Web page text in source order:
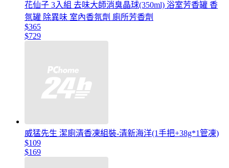
花仙子 3入組 去味大師消臭晶球(350ml) 浴室芳香罐 香
氛罐 除異味 室內香氛劑 廁所芳香劑
$365
$729
威猛先生 潔廁清香凍組裝-清新海洋(1手把+38g*1管凍)
$109
$169